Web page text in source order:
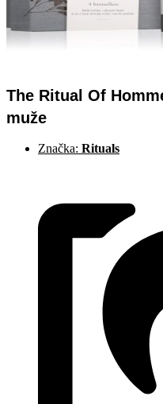
The Ritual Of
muže
Značka: Rituals